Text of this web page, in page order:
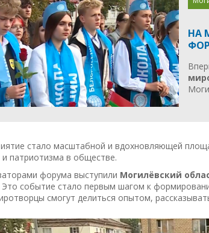
НА
стало масштабной и вдохновляющей
патриотизма в обществе.
форума выступили Могилёвский
Это событие стало первым шагом к
смогут делиться опытом,